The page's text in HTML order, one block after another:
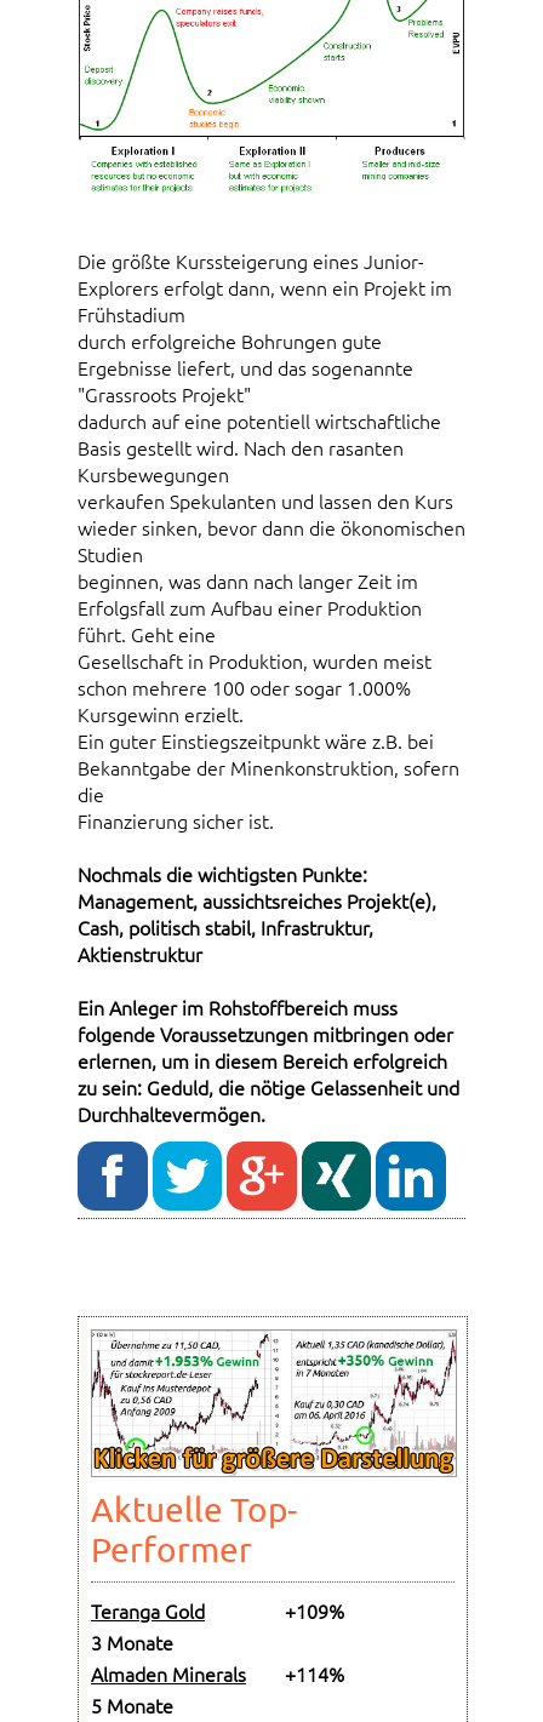
Die größte Kurssteigerung eines Junior-
Explorers erfolgt dann, wenn ein Projekt im
Frühstadium
durch erfolgreiche Bohrungen gute
Ergebnisse liefert, und das sogenannte
"Grassroots Projekt"
dadurch auf eine potentiell wirtschaftliche
Basis gestellt wird. Nach den rasanten
Kursbewegungen
verkaufen Spekulanten und lassen den Kurs
wieder sinken, bevor dann die ökonomischen
Studien
beginnen, was dann nach langer Zeit im
Erfolgsfall zum Aufbau einer Produktion
führt. Geht eine
Gesellschaft in Produktion, wurden meist
schon mehrere 100 oder sogar 1.000%
Kursgewinn erzielt.
Ein guter Einstiegszeitpunkt wäre z.B. bei
Bekanntgabe der Minenkonstruktion, sofern
die
Finanzierung sicher ist.
Nochmals die wichtigsten Punkte:
Management, aussichtsreiches Projekt(e),
Cash, politisch stabil, Infrastruktur,
Aktienstruktur
Ein Anleger im Rohstoffbereich muss
folgende Voraussetzungen mitbringen oder
erlernen, um in diesem Bereich erfolgreich
zu sein: Geduld, die nötige Gelassenheit und
Durchhaltevermögen.
Aktuelle Top-
Performer
Teranga Gold
+109%
3 Monate
Almaden Minerals
+114%
5 Monate